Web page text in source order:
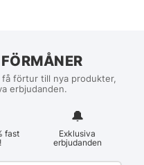
få förtur till nya produkter,
erbjudanden.
fast
🔔
Exklusiva
erbjudanden